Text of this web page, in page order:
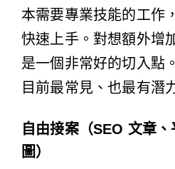
本需要專業技能的工作
快速上手。對想額外增
是一個非常好的切入點
目前最常見、也最有潛
自由接案（SEO 文章
圖）